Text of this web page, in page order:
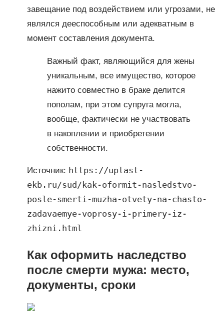
завещание под воздействием или угрозами, не
являлся дееспособным или адекватным в
момент составления документа.
Важный факт, являющийся для жены
уникальным, все имущество, которое
нажито совместно в браке делится
пополам, при этом супруга могла,
вообще, фактически не участвовать
в накоплении и приобретении
собственности.
Источник: https://uplast-
ekb.ru/sud/kak-oformit-nasledstvo-
posle-smerti-muzha-otvety-na-chasto-
zadavaemye-voprosy-i-primery-iz-
zhizni.html
Как оформить наследство
после смерти мужа: место,
документы, сроки